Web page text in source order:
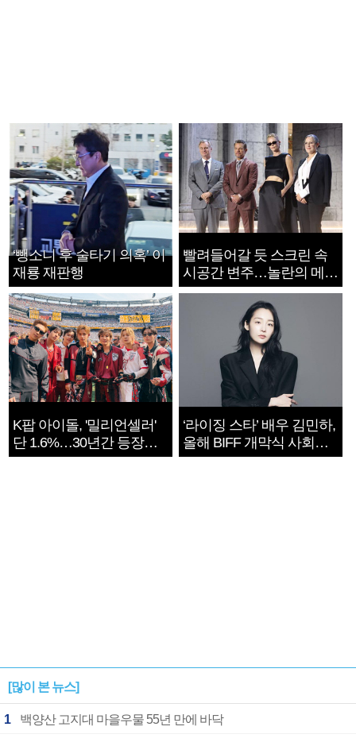
‘뺑소니 후 술타기 의혹’ 이
재룡 재판행
빨려들어갈 듯 스크린 속
시공간 변주…놀란의 메시
지는 ‘전쟁 속죄’
K팝 아이돌, '밀리언셀러'
단 1.6%…30년간 등장
1182개팀 전수조사
‘라이징 스타’ 배우 김민하,
올해 BIFF 개막식 사회자
확정
[많이 본 뉴스]
1 백양산 고지대 마을우물 55년 만에 바닥